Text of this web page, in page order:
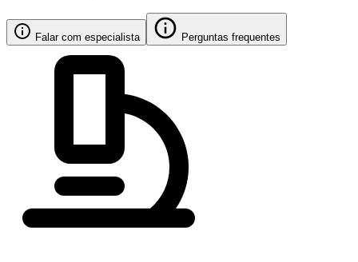
Falar com especialista Perguntas frequentes